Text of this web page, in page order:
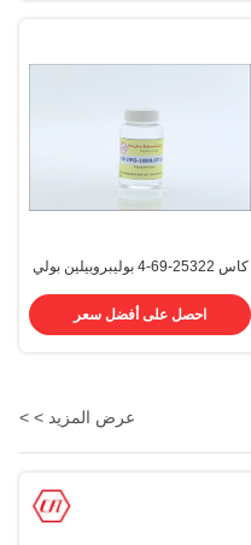
كاس 25322-69-4 بوليبروبيلين بولي
Liquid
احصل على أفضل سعر
عرض المزيد > >